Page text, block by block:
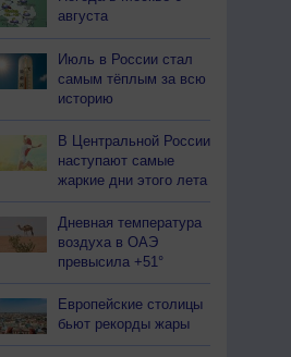
августа
Июль в России стал
самым тёплым за всю
историю
В Центральной России
наступают самые
жаркие дни этого лета
Дневная температура
воздуха в ОАЭ
превысила +51°
Европейские столицы
бьют рекорды жары